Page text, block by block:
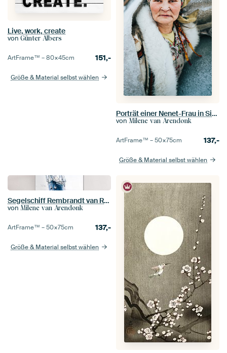
Live, work, create
von Günter Albers
ArtFrame™ –80×45cm 151,-
Größe & Material selbst wählen
Porträt einer Nenet-Frau in Sibirien
von Milene van Arendonk
ArtFrame™ –50×75cm 137,-
Größe & Material selbst wählen
Segelschiff Rembrandt van Rijn
von Milene van Arendonk
ArtFrame™ –50×75cm 137,-
Größe & Material selbst wählen